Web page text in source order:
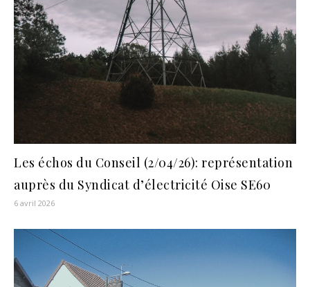
Les échos du Conseil (2/04/26): représentation
auprès du Syndicat d’électricité Oise SE60
6 avril 2026